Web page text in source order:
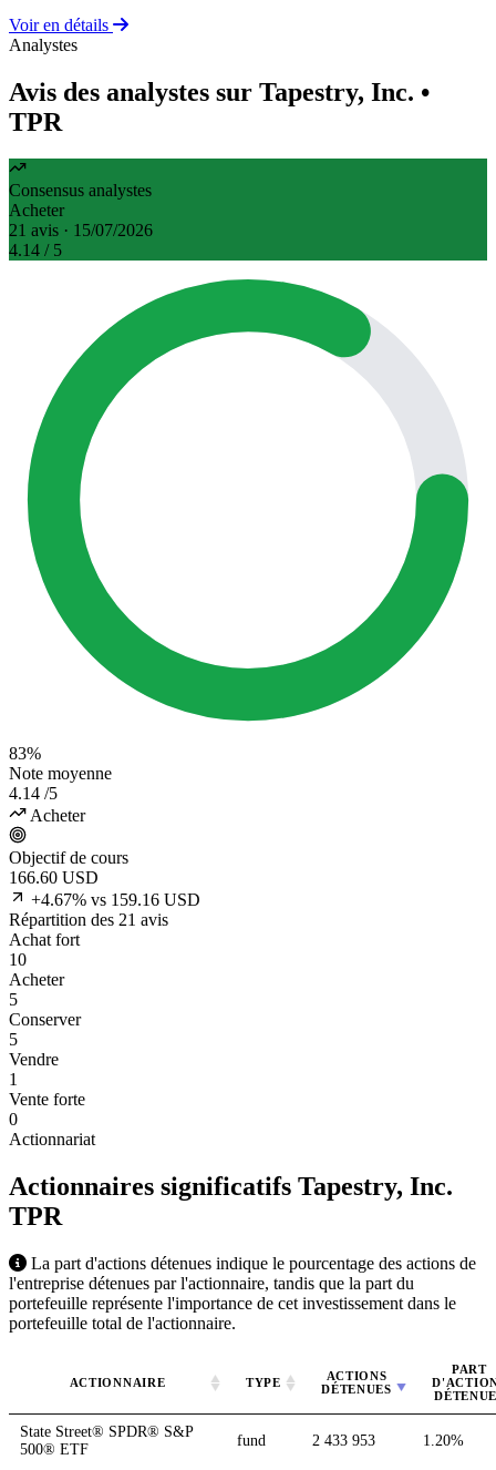
Voir en détails
Analystes
Avis des analystes sur Tapestry, Inc. •
TPR
Consensus analystes
Acheter
21 avis · 15/07/2026
4.14 / 5
83%
Note moyenne
4.14 /5
Acheter
Objectif de cours
166.60 USD
+4.67% vs 159.16 USD
Répartition des 21 avis
Achat fort
10
Acheter
5
Conserver
5
Vendre
1
Vente forte
0
Actionnariat
Actionnaires significatifs Tapestry, Inc.
TPR
La part d'actions détenues indique le pourcentage des actions de
l'entreprise détenues par l'actionnaire, tandis que la part du
portefeuille représente l'importance de cet investissement dans le
portefeuille total de l'actionnaire.
ACTIONNAIRE TYPE
ACTIONS
DÉTENUES
PART
State Street® SPDR® S&P
500® ETF
fund 2 433 953 1.20%